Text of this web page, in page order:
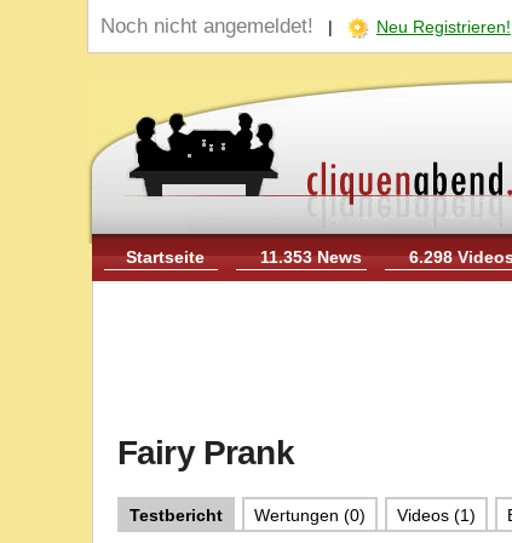
Noch nicht angemeldet! | Neu Registrieren!
Startseite 11.353 News 6.298
Fairy Prank
Testbericht Wertungen (0) Videos (1)